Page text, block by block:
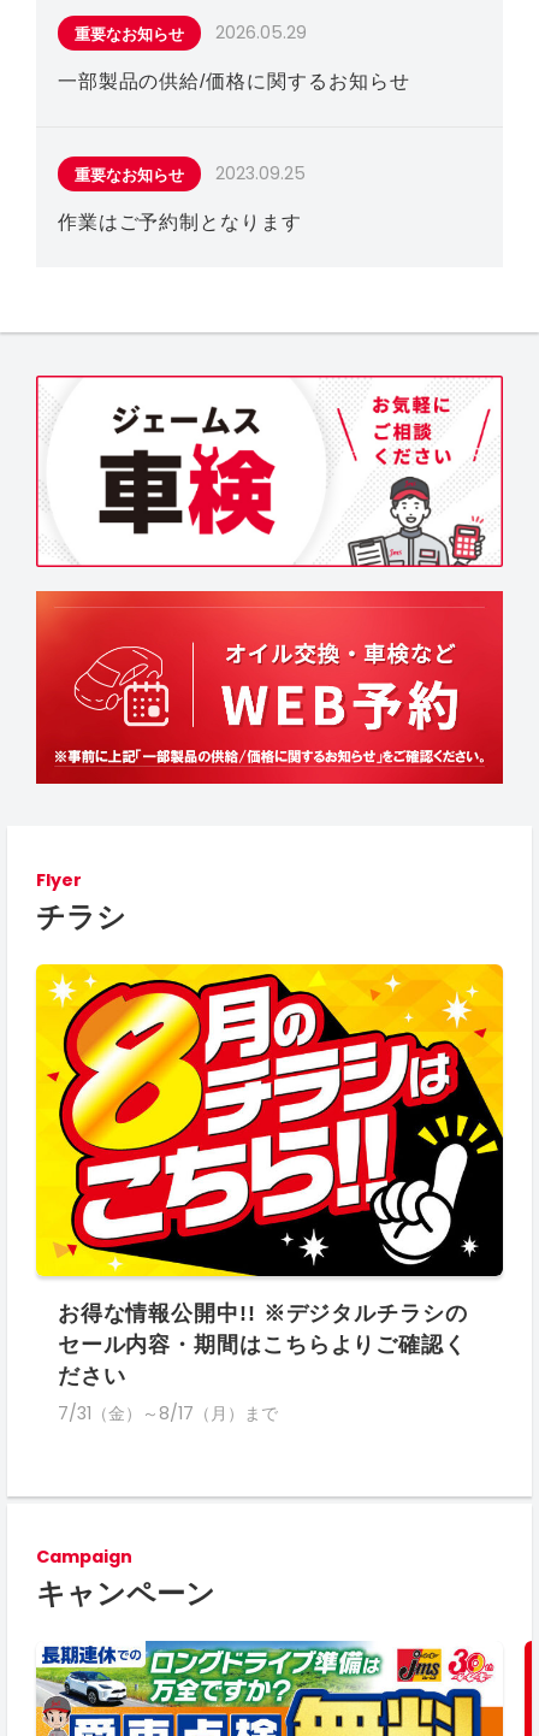
重要なお知らせ 2026.05.29
一部製品の供給/価格に関するお知らせ
重要なお知らせ 2023.09.25
作業はご予約制となります
Flyer
チラシ
お得な情報公開中!! ※デジタルチラシの
セール内容・期間はこちらよりご確認く
ださい
7/31（金）～8/17（月）まで
Campaign
キャンペーン